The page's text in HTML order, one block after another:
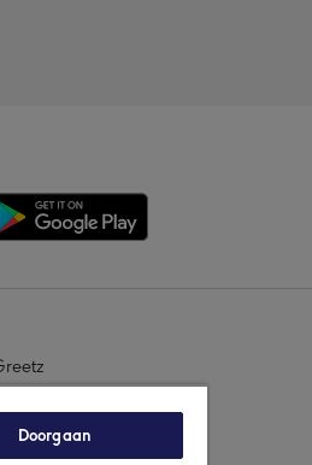
Doorgaan